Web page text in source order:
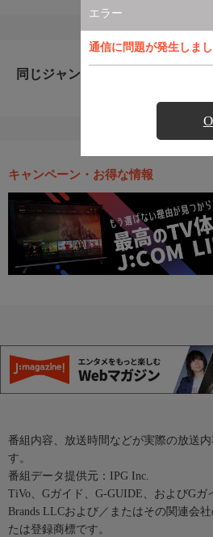
エラー
通信に問題が発生しま
同じジャンルのおすすめ番組
キャンペーン・お得な情報
番組内容、放送時間などが実際の放送
す。
番組データ提供元：IPG Inc.
TiVo、Gガイド、G-GUIDE、およびGガ
Brands LLCおよび／またはその関連会
たは登録商標です。